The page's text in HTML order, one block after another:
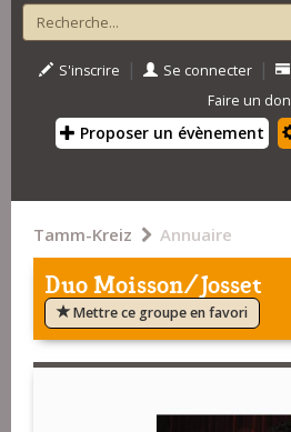
S'inscrire | Se connecter |
Faire un don
Proposer un évènement
Tamm-Kreiz Annuaire
Duo Moisson/Josset
Mettre ce groupe en favori